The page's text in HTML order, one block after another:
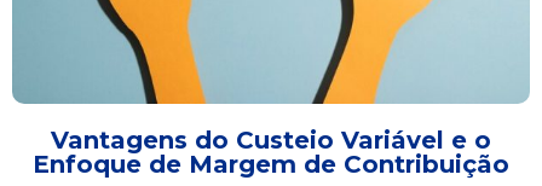
Vantagens do Custeio Variável e o
Enfoque de Margem de Contribuição